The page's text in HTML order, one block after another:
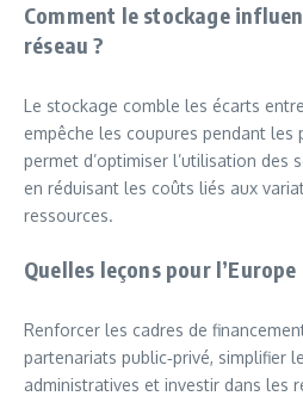
Comment le stockage
réseau ?
Le stockage comble les écarts
empêche les coupures pendant les
permet d’optimiser l’utilisation des
en réduisant les coûts liés aux
ressources.
Quelles leçons pour
Renforcer les cadres de
partenariats public‑privé, simplifier
administratives et investir dans les